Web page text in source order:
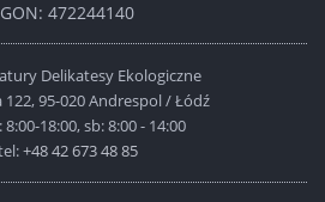
472244140
Delikatesy Ekologiczne
122, 95-020 Andrespol / Łódź
18:00, sb: 8:00 - 14:00
+48 42 673 48 85